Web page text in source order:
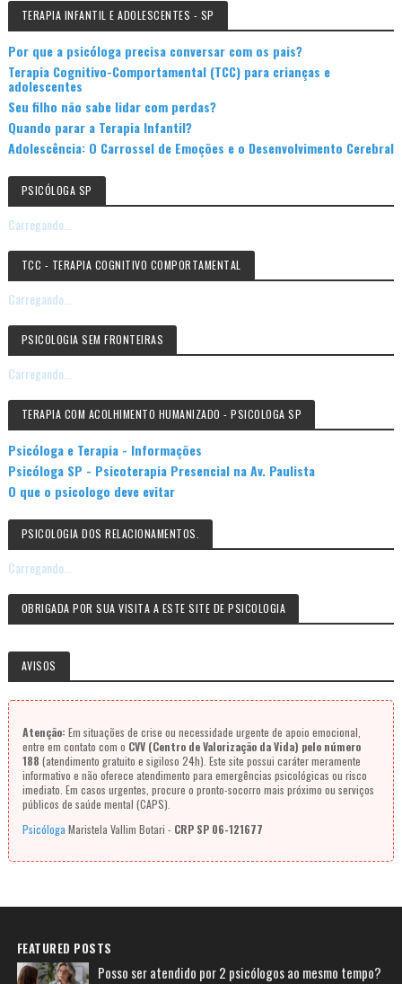
TERAPIA INFANTIL E ADOLESCENTES - SP
Por que a psicóloga precisa conversar com os pais?
Terapia Cognitivo-Comportamental (TCC) para crianças e
adolescentes
Seu filho não sabe lidar com perdas?
Quando parar a Terapia Infantil?
Adolescência: O Carrossel de Emoções e o Desenvolvimento Cerebral
PSICÓLOGA SP
Carregando...
TCC - TERAPIA COGNITIVO COMPORTAMENTAL
Carregando...
PSICOLOGIA SEM FRONTEIRAS
Carregando...
TERAPIA COM ACOLHIMENTO HUMANIZADO - PSICOLOGA SP
Psicóloga e Terapia - Informações
Psicóloga SP - Psicoterapia Presencial na Av. Paulista
O que o psicologo deve evitar
PSICOLOGIA DOS RELACIONAMENTOS.
Carregando...
OBRIGADA POR SUA VISITA A ESTE SITE DE PSICOLOGIA
AVISOS
Atenção: Em situações de crise ou necessidade urgente de apoio emocional,
entre em contato com o CVV (Centro de Valorização da Vida) pelo número
188 (atendimento gratuito e sigiloso 24h). Este site possui caráter meramente
informativo e não oferece atendimento para emergências psicológicas ou risco
imediato. Em casos urgentes, procure o pronto-socorro mais próximo ou serviços
públicos de saúde mental (CAPS).
Psicóloga Maristela Vallim Botari - CRP SP 06-121677
FEATURED POSTS
Posso ser atendido por 2 psicólogos ao mesmo tempo?